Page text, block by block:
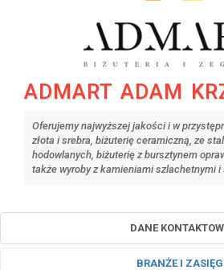
ADMART ADAM
Oferujemy najwyższej jakości i w
złota i srebra, biżuterię ceramiczną, ze
hodowlanych, biżuterię z bursztynem
także wyroby z kamieniami szlachetnymi i
DANE
BRANŻE I ZASIĘG